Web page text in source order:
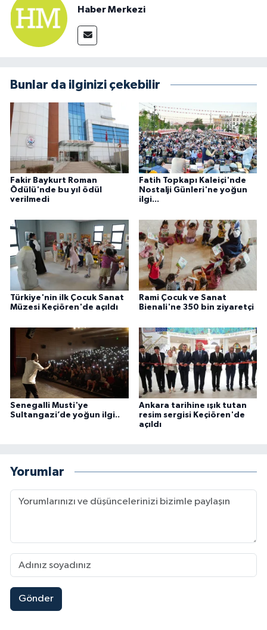
Haber Merkezi
Bunlar da ilginizi çekebilir
Fakir Baykurt Roman
Ödülü'nde bu yıl ödül
verilmedi
Fatih Topkapı Kaleiçi'nde
Nostalji Günleri'ne yoğun
ilgi...
Türkiye'nin ilk Çocuk Sanat
Müzesi Keçiören'de açıldı
Rami Çocuk ve Sanat
Bienali'ne 350 bin ziyaretçi
Senegalli Musti'ye
Sultangazi’de yoğun ilgi..
Ankara tarihine ışık tutan
resim sergisi Keçiören'de
açıldı
Yorumlar
Gönder